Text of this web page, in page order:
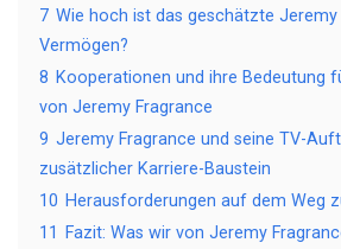
7 Wie hoch ist das geschätzte Jeremy
Vermögen?
8 Kooperationen und ihre Bedeutung
von Jeremy Fragrance
9 Jeremy Fragrance und seine TV-
zusätzlicher Karriere-Baustein
10 Herausforderungen auf dem Weg
11
Fazit: Was wir von Jeremy